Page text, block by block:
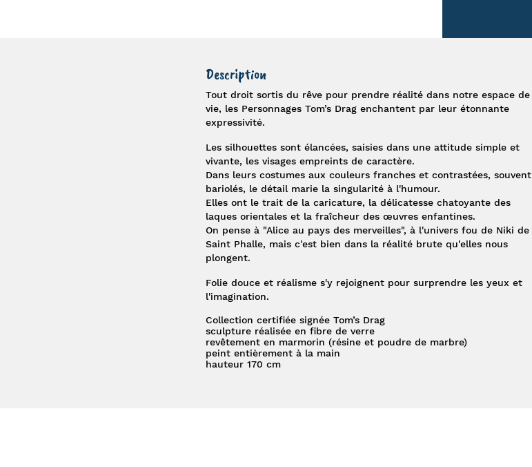
Description
Tout droit sortis du rêve pour prendre réalité dans notre espace de
vie, les Personnages Tom’s Drag enchantent par leur étonnante
expressivité.
Les silhouettes sont élancées, saisies dans une attitude simple et
vivante, les visages empreints de caractère.
Dans leurs costumes aux couleurs franches et contrastées, souvent
bariolés, le détail marie la singularité à l'humour.
Elles ont le trait de la caricature, la délicatesse chatoyante des
laques orientales et la fraîcheur des œuvres enfantines.
On pense à "Alice au pays des merveilles", à l'univers fou de Niki de
Saint Phalle, mais c'est bien dans la réalité brute qu'elles nous
plongent.
Folie douce et réalisme s'y rejoignent pour surprendre les yeux et
l'imagination.
Collection certifiée signée Tom’s Drag
sculpture réalisée en fibre de verre
revêtement en marmorin (résine et poudre de marbre)
peint entièrement à la main
hauteur 170 cm